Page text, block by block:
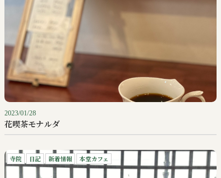
2023/01/28
花喫茶モナルダ
寺院 日記 新着情報 本堂カフェ